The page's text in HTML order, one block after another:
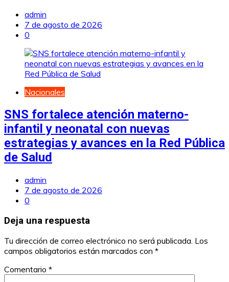
admin
7 de agosto de 2026
0
Nacionales
SNS fortalece atención materno-
infantil y neonatal con nuevas
estrategias y avances en la Red Pública
de Salud
admin
7 de agosto de 2026
0
Deja una respuesta
Tu dirección de correo electrónico no será publicada. Los
campos obligatorios están marcados con *
Comentario *